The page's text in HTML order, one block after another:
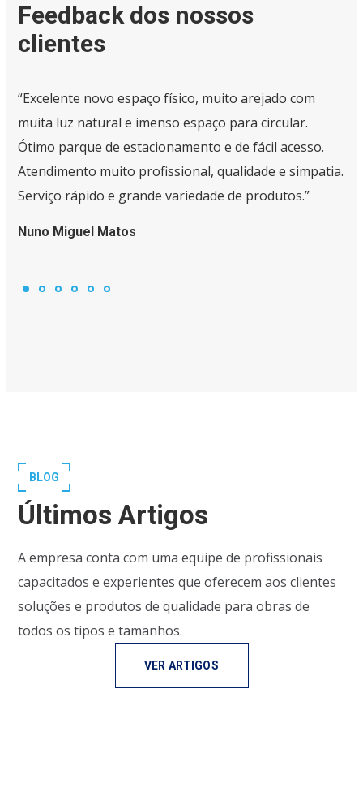
Feedback dos nossos
clientes
“Excelente novo espaço físico, muito arejado com
muita luz natural e imenso espaço para circular.
Ótimo parque de estacionamento e de fácil acesso.
Atendimento muito profissional, qualidade e simpatia.
Serviço rápido e grande variedade de produtos.”
Nuno Miguel Matos
BLOG
Últimos Artigos
A empresa conta com uma equipe de profissionais
capacitados e experientes que oferecem aos clientes
soluções e produtos de qualidade para obras de
todos os tipos e tamanhos.
VER ARTIGOS